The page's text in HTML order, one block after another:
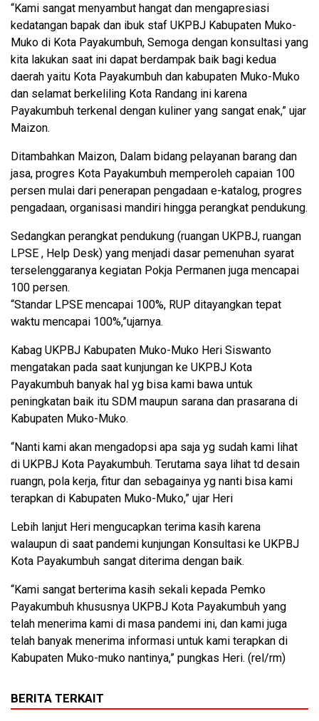
“Kami sangat menyambut hangat dan mengapresiasi
kedatangan bapak dan ibuk staf UKPBJ Kabupaten Muko-
Muko di Kota Payakumbuh, Semoga dengan konsultasi yang
kita lakukan saat ini dapat berdampak baik bagi kedua
daerah yaitu Kota Payakumbuh dan kabupaten Muko-Muko
dan selamat berkeliling Kota Randang ini karena
Payakumbuh terkenal dengan kuliner yang sangat enak,” ujar
Maizon.
Ditambahkan Maizon, Dalam bidang pelayanan barang dan
jasa, progres Kota Payakumbuh memperoleh capaian 100
persen mulai dari penerapan pengadaan e-katalog, progres
pengadaan, organisasi mandiri hingga perangkat pendukung.
Sedangkan perangkat pendukung (ruangan UKPBJ, ruangan
LPSE , Help Desk) yang menjadi dasar pemenuhan syarat
terselenggaranya kegiatan Pokja Permanen juga mencapai
100 persen.
“Standar LPSE mencapai 100%, RUP ditayangkan tepat
waktu mencapai 100%,”ujarnya.
Kabag UKPBJ Kabupaten Muko-Muko Heri Siswanto
mengatakan pada saat kunjungan ke UKPBJ Kota
Payakumbuh banyak hal yg bisa kami bawa untuk
peningkatan baik itu SDM maupun sarana dan prasarana di
Kabupaten Muko-Muko.
“Nanti kami akan mengadopsi apa saja yg sudah kami lihat
di UKPBJ Kota Payakumbuh. Terutama saya lihat td desain
ruangn, pola kerja, fitur dan sebagainya yg nanti bisa kami
terapkan di Kabupaten Muko-Muko,” ujar Heri
Lebih lanjut Heri mengucapkan terima kasih karena
walaupun di saat pandemi kunjungan Konsultasi ke UKPBJ
Kota Payakumbuh sangat diterima dengan baik.
“Kami sangat berterima kasih sekali kepada Pemko
Payakumbuh khususnya UKPBJ Kota Payakumbuh yang
telah menerima kami di masa pandemi ini, dan kami juga
telah banyak menerima informasi untuk kami terapkan di
Kabupaten Muko-muko nantinya,” pungkas Heri. (rel/rm)
BERITA TERKAIT